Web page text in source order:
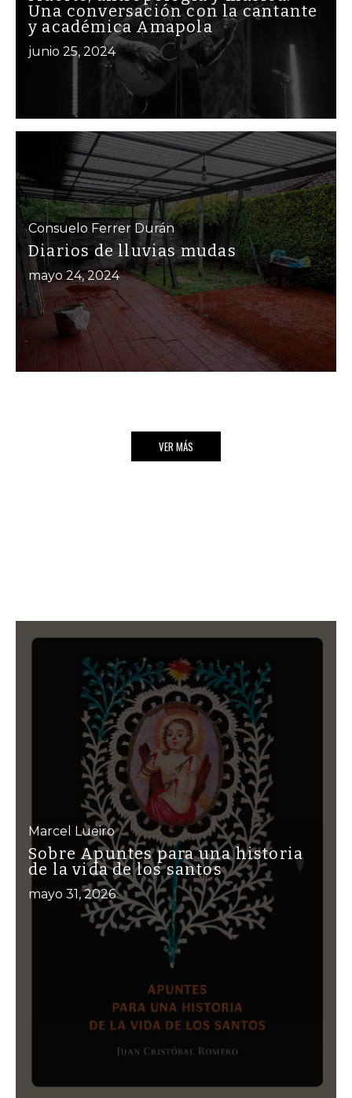
Una conversación con la cantante
y académica Amapola
junio 25, 2024
Consuelo Ferrer Durán
Diarios de lluvias mudas
mayo 24, 2024
VER MÁS
Marcel Lueiro
Sobre Apuntes para una historia
de la vida de los santos
mayo 31, 2026